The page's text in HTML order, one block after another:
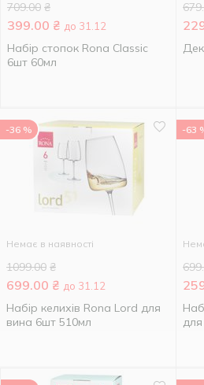
709.00 ₴
399.00 ₴ до 31.12
Набір стопок Rona Classic
6шт 60мл
-36 %
Немає в наявності
1099.00 ₴
699.00 ₴ до 31.12
Набір келихів Rona Lord для
вина 6шт 510мл
-63